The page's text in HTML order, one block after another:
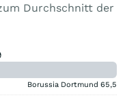
Durchschnitt der
Borussia Dortmund 65,5